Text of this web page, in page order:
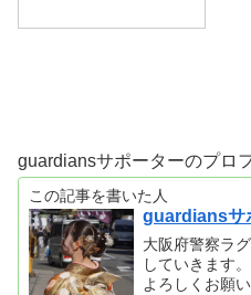
guardiansサポーターのプロ
この記事を書いた人
guardiansサ
大阪府警察ラ
していきます。
よろしくお願い